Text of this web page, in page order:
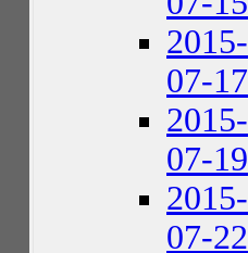
2015-
07-17
2015-
07-19
2015-
07-22